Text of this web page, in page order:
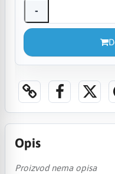
-
Opis
Proizvod nema opisa